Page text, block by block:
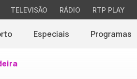
TELEVISÃO RÁDIO RTP PLAY
Especiais Programas